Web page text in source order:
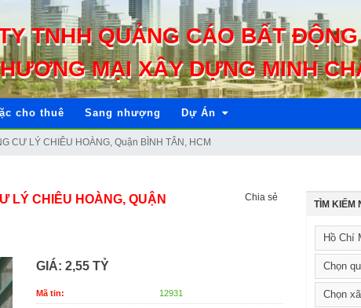
TNHH QUẢNG CÁO BẤT
MẠI XÂY DỰNG MINH
cho thuê Sang nhượng Dự Án
CƯ LÝ CHIÊU HOÀNG, Quận BÌNH TÂN, HCM
LÝ CHIÊU HOÀNG, QUẬN
Chia sẻ
GIÁ: 2,55 TỶ
Mã tin: 12931
TÌM KIẾM
Hồ Chí
Chọn
Chọn